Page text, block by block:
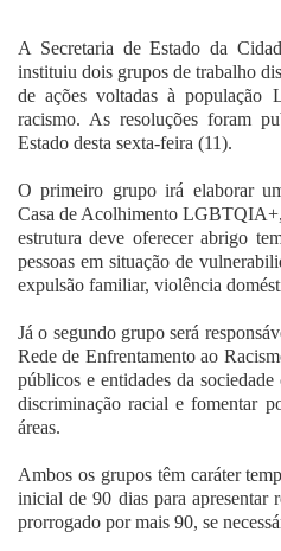
A Secretaria de Estado da
instituiu dois grupos de trabalho
de ações voltadas à
racismo. As resoluções foram
Estado desta sexta-feira (11).
O primeiro grupo irá elaborar
Casa de Acolhimento
estrutura deve oferecer abrigo
pessoas em situação de
expulsão familiar, violência
Já o segundo grupo será
Rede de Enfrentamento ao
públicos e entidades da
discriminação racial e fomentar
áreas.
Ambos os grupos têm caráter
inicial de 90 dias para apresentar
prorrogado por mais 90, se